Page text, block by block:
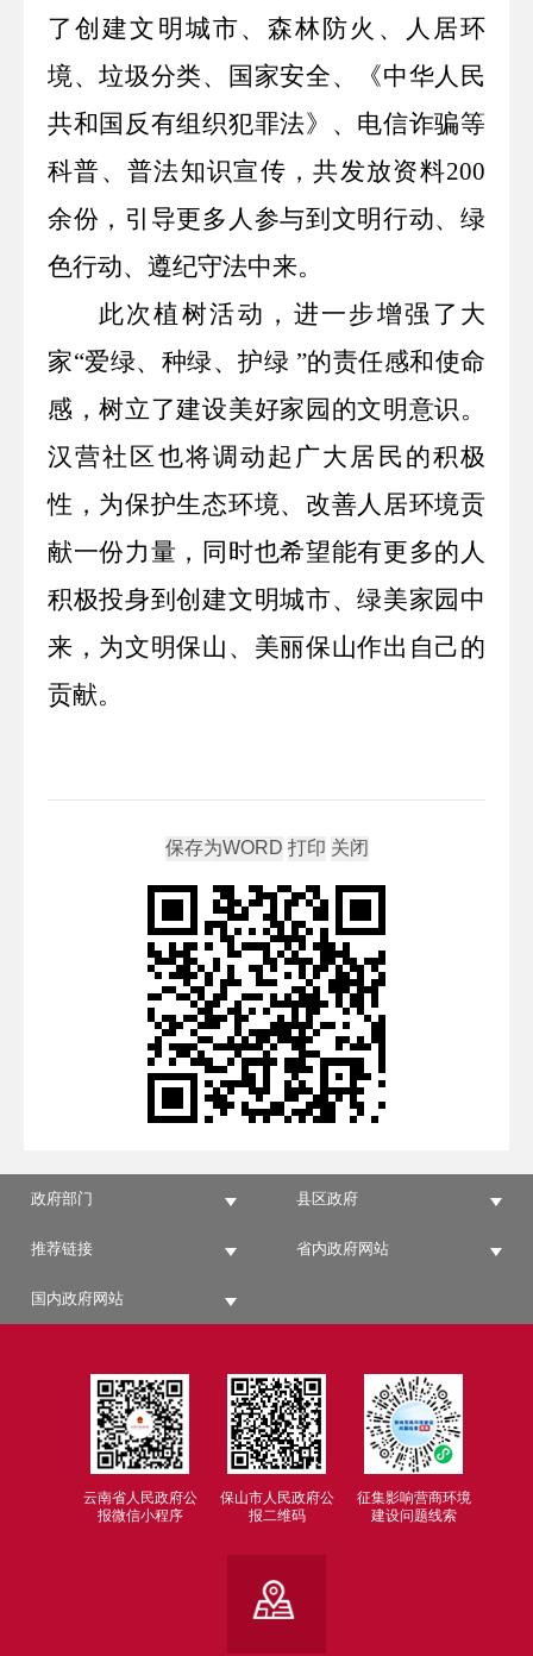
了创建文明城市、森林防火、人居环
境、垃圾分类、国家安全、《中华人民
共和国 反有组织犯罪法》、电信诈骗等
科普、普法知识宣传，共发放资料200
余份 ，引导更多人参与到文明行动、绿
色行动、遵纪守法中来。
此次植树活动，进一步增强了大
家“爱绿、种绿、护绿 ”的责任感和使命
感，树立了建设美好家园的文明意识。
汉营社区也将调动起广大居民的积极
性，为保护生态环境、改善人居环境贡
献一份力量，同时也希望能有更多的人
积极投身到创建文明城市、绿美家园中
来，为文明保山、美丽保山作出自己的
贡献。
政府部门 县区政府
推荐链接 省内政府网站
国内政府网站
云南省人民政府公
报微信小程序
保山市人民政府公
报二维码
征集影响营商环境
建设问题线索